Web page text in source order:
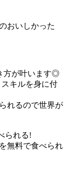
おいしかった
方が叶います◎
キルを身に付
れるので世界が
られる!
無料で食べられ